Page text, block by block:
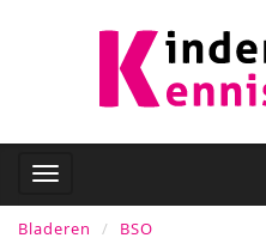
Bladeren BSO